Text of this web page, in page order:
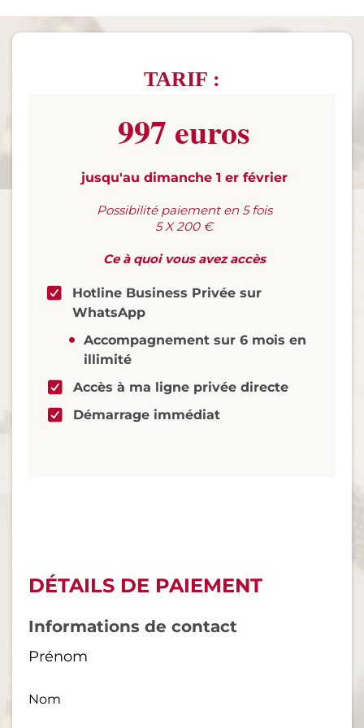
DÉTAILS DE PAIEMENT
Informations de contact
Prénom
Nom
TARIF :
997 euros
jusqu'au dimanche 1 er février
Possibilité paiement en 5 fois
5 X 200 €
Ce à quoi vous avez accès
Hotline Business Privée sur
WhatsApp
Accompagnement sur 6 mois en
illimité
Accès à ma ligne privée directe
Démarrage immédiat